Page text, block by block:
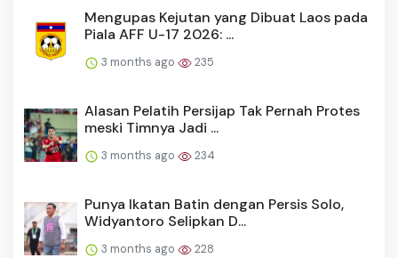
Mengupas Kejutan yang Dibuat Laos pada
Piala AFF U-17 2026: ...
3 months ago 235
Alasan Pelatih Persijap Tak Pernah Protes
meski Timnya Jadi ...
3 months ago 234
Punya Ikatan Batin dengan Persis Solo,
Widyantoro Selipkan D...
3 months ago 228